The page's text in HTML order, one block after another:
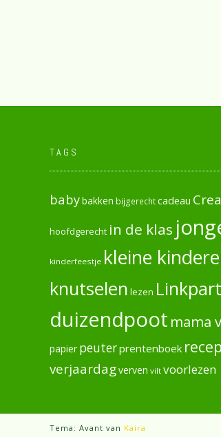
TAGS
babybakken bijgerechtcadeau
hoofdgerecht in de klas
kinderfeestje kleine
knutselen lezen
duizendpoot mama
papier peuterprentenboek
verjaardagverven vilt voorlezen
Tema: Avant van Kaira